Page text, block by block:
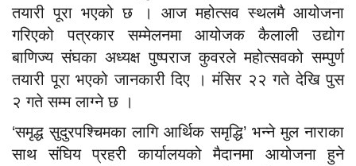
तयारी पूरा भएको छ । आज महोत्सव स्थलमै आयोजना
गरिएको पत्रकार सम्मेलनमा आयोजक कैलाली उद्योग
बाणिज्य संघका अध्यक्ष पुष्पराज कुवरले महोत्सवको सम्पुर्ण
तयारी पूरा भएको जानकारी दिए । मंसिर २२ गते देखि पुस
२ गते सम्म लाग्ने छ ।
‘समृद्ध सुदुरपश्चिमका लागि आर्थिक समृद्धि’ भन्ने मुल नाराका
साथ संघिय प्रहरी कार्यालयको मैदानमा आयोजना हुने